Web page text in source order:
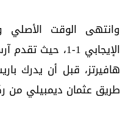
وانتهى الوقت الأصلي
الإيجابي 1-1،
هافيرتز، قبل أن يدرك
طريق عثمان ديمبيلي من